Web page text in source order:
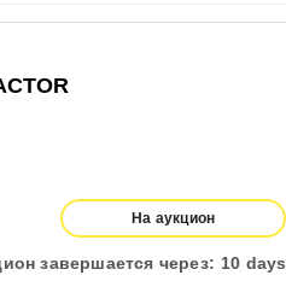
На аукцион
завершается через: 10 days